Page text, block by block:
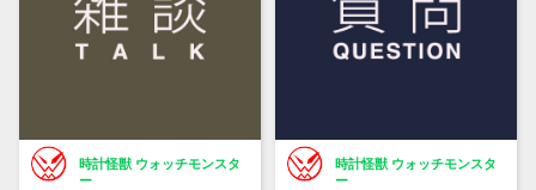
時計怪獣 ウォッチモンスタ
ー
時計怪獣 ウォッチモンスタ
ー